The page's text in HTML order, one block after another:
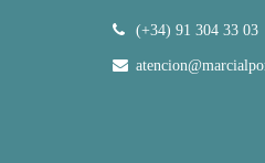
(+34) 91 304 33 03